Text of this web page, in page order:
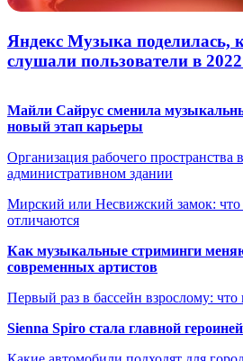
Яндекс Музыка поделилась,
слушали пользователи в
Майли Сайрус сменила
новый этап карьеры
Организация рабочего пространства
административном здании
Мирский или Несвижский замок: что
отличаются
Как музыкальные стриминги
современных артистов
Первый раз в бассейн взрослому: что
Sienna Spiro стала главной